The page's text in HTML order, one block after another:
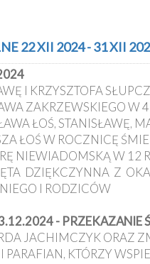
22 XII 2024 - 31 XII
I KRZYSZTOFA
ZAKRZEWSKIEGO W
ŁOŚ, STANISŁAWĘ,
ŁOŚ W ROCZNICĘ
NIEWIADOMSKĄ W 12
DZIĘKCZYNNA Z
I RODZICÓW
- PRZEKAZANIE
JACHIMCZYK ORAZ
PARAFIAN, KTÓRZY